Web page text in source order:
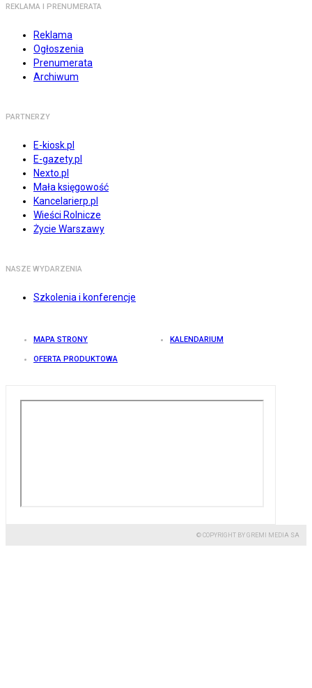
REKLAMA I PRENUMERATA
Reklama
Ogłoszenia
Prenumerata
Archiwum
PARTNERZY
E-kiosk.pl
E-gazety.pl
Nexto.pl
Mała księgowość
Kancelarierp.pl
Wieści Rolnicze
Życie Warszawy
NASZE WYDARZENIA
Szkolenia i konferencje
MAPA STRONY KALENDARIUM
OFERTA PRODUKTOWA
© COPYRIGHT BY GREMI MEDIA SA